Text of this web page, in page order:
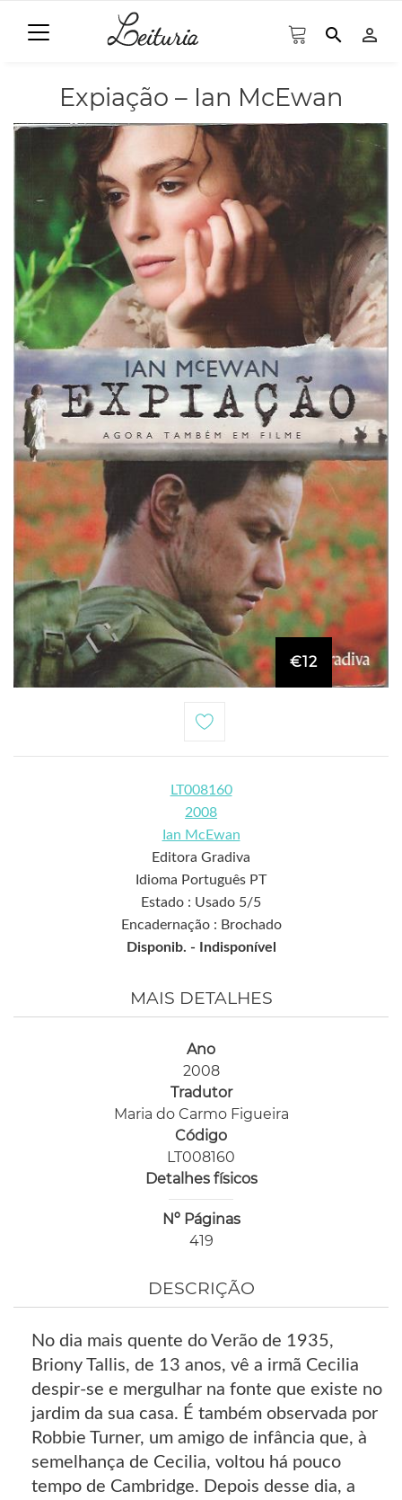
search person_outline
Expiação – Ian McEwan
€12
LT008160
2008
Ian McEwan
Editora Gradiva
Idioma Português PT
Estado : Usado 5/5
Encadernação : Brochado
Disponib. -
Indisponível
MAIS DETALHES
Ano
2008
Tradutor
Maria do Carmo Figueira
Código
LT008160
Detalhes físicos
Nº Páginas
419
DESCRIÇÃO
No dia mais quente do Verão de 1935,
Briony Tallis, de 13 anos, vê a irmã Cecilia
despir-se e mergulhar na fonte que existe no
jardim da sua casa. É também observada por
Robbie Turner, um amigo de infância que, à
semelhança de Cecilia, voltou há pouco
tempo de Cambridge. Depois desse dia, a